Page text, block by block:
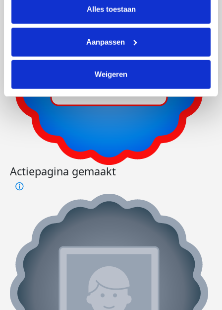
lijst met cookies is te vinden in het tabblad “details”.
Alles toestaan
Aanpassen
Weigeren
Actiepagina gemaakt